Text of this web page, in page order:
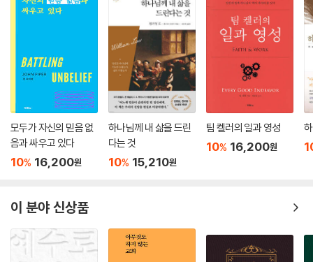
모두가 자신의 믿음 없
음과 싸우고 있다
10% 16,200원
하나님께 내 삶을 드린
다는 것
10% 15,210원
팀 켈러의 일과 영성
10% 16,200원
이 분야 신상품